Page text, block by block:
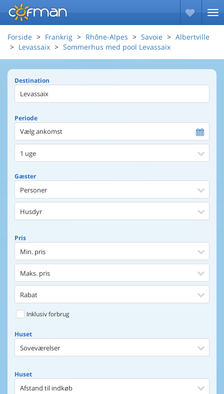
Forside Frankrig Rhône-Alpes Savoie
Albertville
Levassaix
Sommerhus med pool Levassaix
Destination
Periode
Vælg ankomst
1 uge
Gæster
Personer
Husdyr
Pris
Min. pris
Maks. pris
Rabat
Inklusiv forbrug
Huset
Soveværelser
Huset
Afstand til indkøb